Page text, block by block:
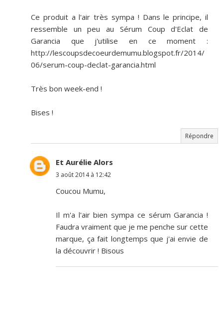
Ce produit a l'air très sympa ! Dans le principe, il
ressemble un peu au Sérum Coup d'Eclat de
Garancia que j'utilise en ce moment :
http://lescoupsdecoeurdemumu.blogspot.fr/2014/
06/serum-coup-declat-garancia.html
Très bon week-end !
Bises !
Répondre
Et Aurélie Alors
3 août 2014 à 12:42
Coucou Mumu,
Il m'a l'air bien sympa ce sérum Garancia !
Faudra vraiment que je me penche sur cette
marque, ça fait longtemps que j'ai envie de
la découvrir ! Bisous